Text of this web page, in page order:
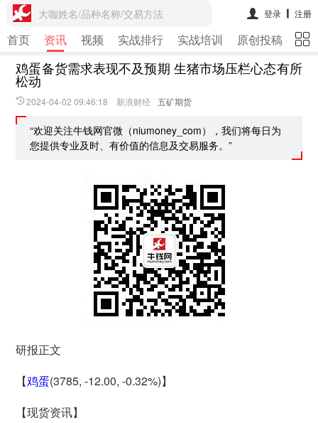
大咖姓名/品种名称/交易方法 登录 注册
首页 资讯 视频 实战排行 实战培训 原创投稿 期
鸡蛋备货需求表现不及预期 生猪市场压栏心态有所
松动
2024-04-02 09:46:18 新浪财经 五矿期货
“欢迎关注牛钱网官微（niumoney_com），我们将每日为
您提供专业及时、有价值的信息及交易服务。”
研报正文
【鸡蛋(3785, -12.00, -0.32%)】
【现货资讯】